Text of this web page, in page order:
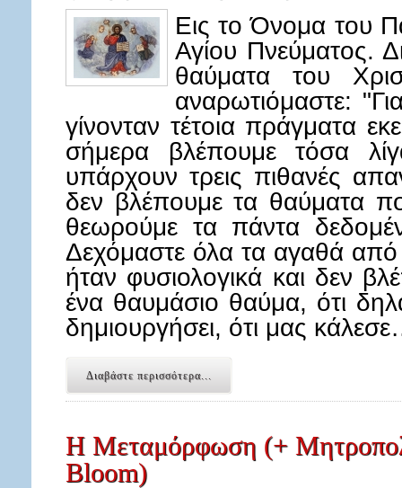
Εις το Όνομα του
Αγίου Πνεύματος.
θαύματα του
αναρωτιόμαστε:
γίνονταν τέτοια πράγματα
σήμερα βλέπουμε τόσα
υπάρχουν τρεις πιθανές
δεν βλέπουμε τα θαύματα
θεωρούμε τα πάντα
Δεχόμαστε όλα τα αγαθά
ήταν φυσιολογικά και δεν
ένα θαυμάσιο θαύμα, ότι
δημιουργήσει, ότι μας
Διαβάστε περισσότερα...
Η Μεταμόρφωση (+
Bloom)